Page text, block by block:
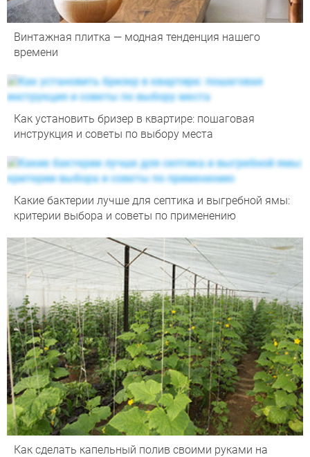
Винтажная плитка — модная тенденция нашего
времени
Как установить бризер в квартире: пошаговая
инструкция и советы по выбору места
Какие бактерии лучше для септика и выгребной ямы:
критерии выбора и советы по применению
Как сделать капельный полив своими руками на